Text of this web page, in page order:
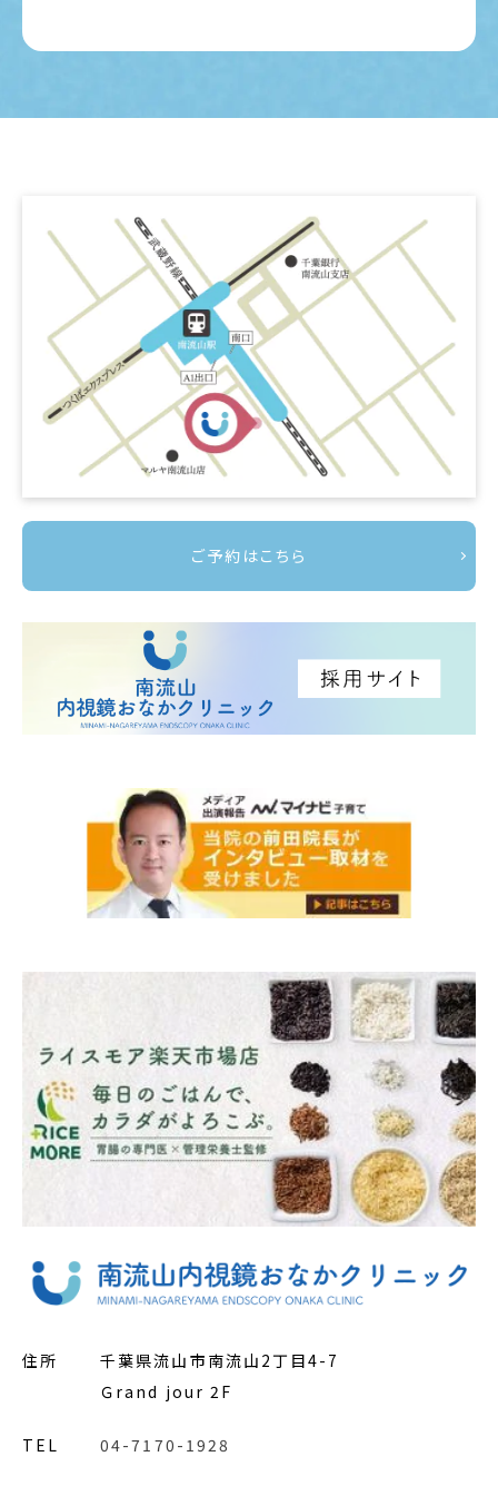
ご予約はこちら
住所
千葉県流山市南流山2丁目4-7
Ｇrand jour 2F
TEL 04-7170-1928